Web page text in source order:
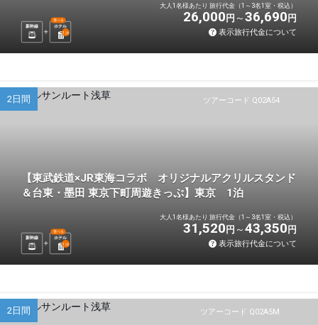
新幹線 ホテル
選べる
1 泊
大人1名様あたり 旅行代金（1～3名1室・税込）
26,000 円 36,690 円
表示旅行代金について
ツアーコード Q02A54
2日間
【東武鉄道×JR東海コラボ オリジナルアクリルスタンド
＆台東・墨田 東京下町周遊きっぷ】東京 1泊
新幹線 ホテル
選べる
1 泊
大人1名様あたり 旅行代金（1～3名1室・税込）
31,520 円 43,350 円
表示旅行代金について
ツアーコード Q02A5M
2日間